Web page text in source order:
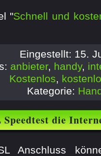
"Schnell und
Eingestellt: 15.
anbieter, handy,
Kostenlos,
Kategorie:
die
Anschluss